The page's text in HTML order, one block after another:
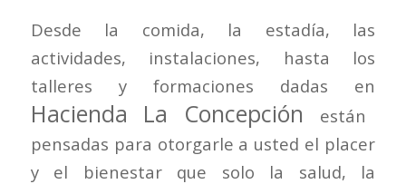
Desde la comida, la estadía, las
actividades, instalaciones, hasta los
talleres y formaciones dadas en
Hacienda La Concepción
están
pensadas para otorgarle a usted el placer
y el bienestar que solo la salud, la